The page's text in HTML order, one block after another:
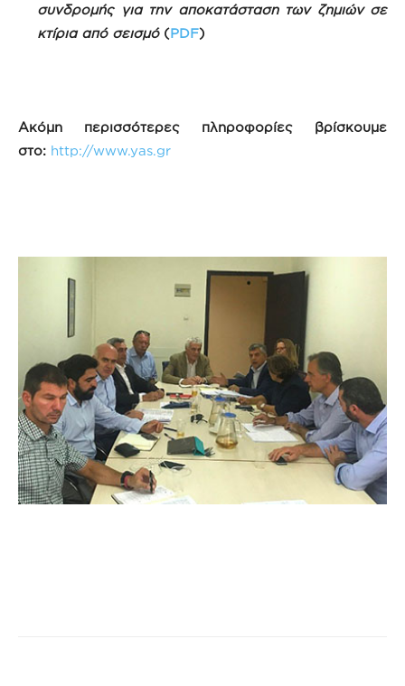
συνδρομής για την αποκατάσταση των ζημιών σε
κτίρια από σεισμό (PDF)
Ακόμη περισσότερες πληροφορίες βρίσκουμε
στο: http://www.yas.gr